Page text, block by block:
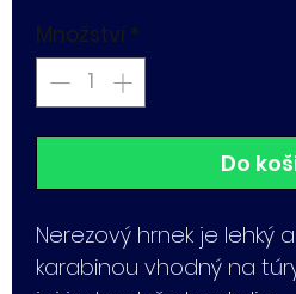
Množství *
Do
Nerezový hrnek je lehký
karabinou vhodný na